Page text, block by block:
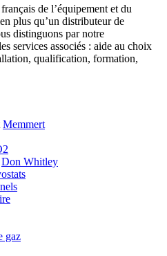
de l’équipement et du
plus qu’un distributeur de
distinguons par notre
services associés : aide au choix
qualification, formation,
Memmert
Don Whitley
gaz